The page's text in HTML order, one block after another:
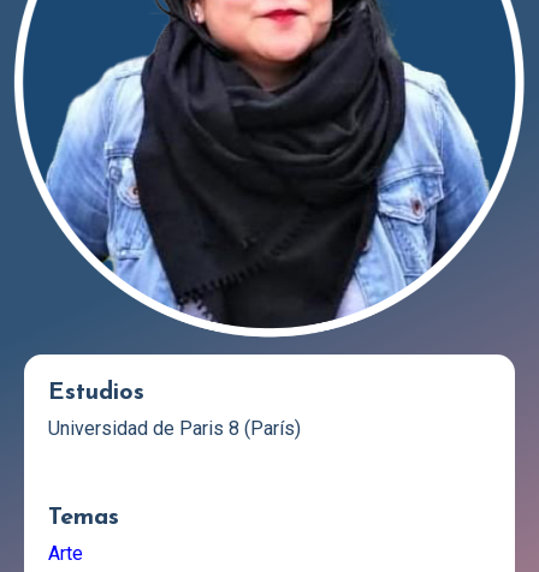
Estudios
Universidad de Paris 8 (París)
Temas
Arte